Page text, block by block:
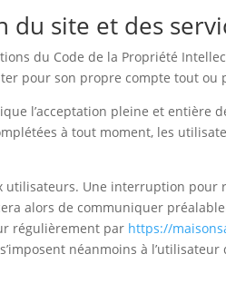
du site et des
du Code de la Propriété
pour son propre compte tout ou
l’acceptation pleine et entière
à tout moment, les
Une interruption
alors de communiquer
régulièrement par https://
néanmoins à